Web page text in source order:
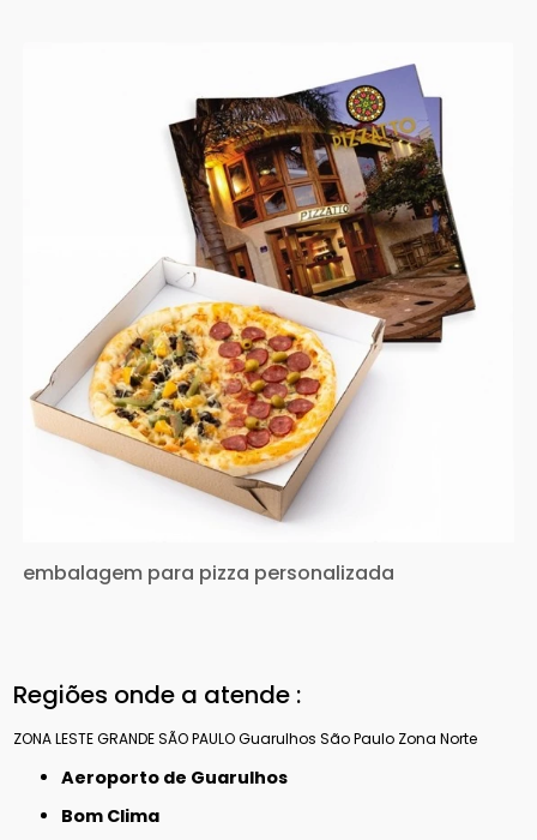
embalagem para pizza personalizada
Regiões onde a atende :
ZONA LESTEGRANDE SÃO PAULOGuarulhos São Paulo Zona Norte
Aeroporto de Guarulhos
Bom Clima